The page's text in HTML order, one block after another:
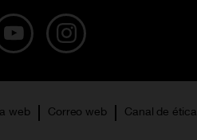
web Correo web Canal de ética